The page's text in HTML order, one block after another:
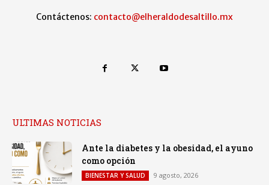
Contáctenos: contacto@elheraldodesaltillo.mx
ULTIMAS NOTICIAS
Ante la diabetes y la obesidad, el ayuno
como opción
BIENESTAR Y SALUD 9 agosto, 2026